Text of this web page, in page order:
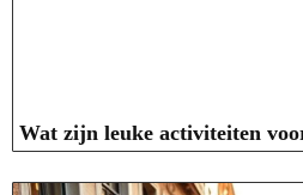
Wat zijn leuke activiteiten